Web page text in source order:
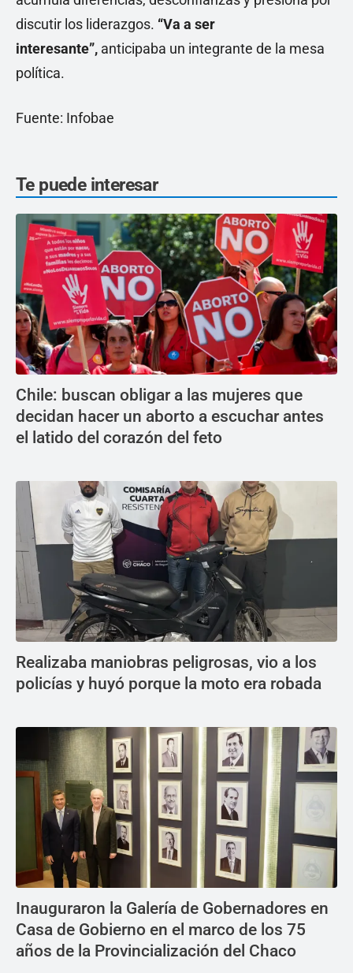
discutir los liderazgos. “Va a ser
interesante”, anticipaba un integrante de la mesa
política.
Fuente: Infobae
Te puede interesar
Chile: buscan obligar a las mujeres que
decidan hacer un aborto a escuchar antes
el latido del corazón del feto
Realizaba maniobras peligrosas, vio a los
policías y huyó porque la moto era robada
Inauguraron la Galería de Gobernadores en
Casa de Gobierno en el marco de los 75
años de la Provincialización del Chaco